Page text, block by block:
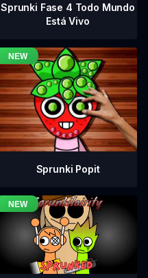
Sprunki Fase 4 Todo Mundo
Está Vivo
Sprunki Popit